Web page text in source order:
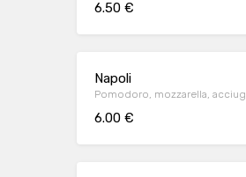
6.50 €
Napoli
Pomodoro, mozzarella,
6.00 €